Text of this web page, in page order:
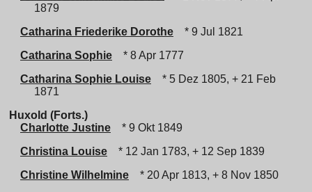
1879
Catharina Friederike Dorothe
* 9 Jul 1821
Catharina Sophie
* 8 Apr 1777
Catharina Sophie Louise
* 5 Dez 1805, + 21 Feb
1871
Huxold (Forts.)
Charlotte Justine
* 9 Okt 1849
Christina Louise
* 12 Jan 1783, + 12 Sep 1839
Christine Wilhelmine
* 20 Apr 1813, + 8 Nov 1850